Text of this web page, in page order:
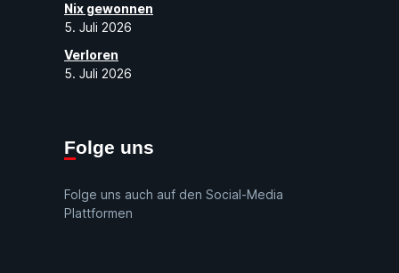
Nix gewonnen
5. Juli 2026
Verloren
5. Juli 2026
Folge uns
Folge uns auch auf den Social-Media
Plattformen